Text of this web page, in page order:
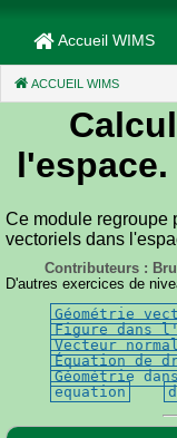
Accueil WIMS
ACCUEIL WIMS
l'espace.
Ce module regroupe
vectoriels dans
Contributeurs :
D'autres exercices de
Géométrie
Figure dans
Vecteur
Équation de
Géométrie
equation